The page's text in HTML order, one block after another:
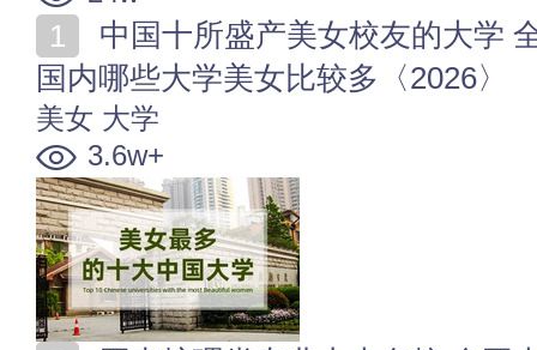
国内哪些大学美女比较多〈2026〉
美女 大学
3.6w+